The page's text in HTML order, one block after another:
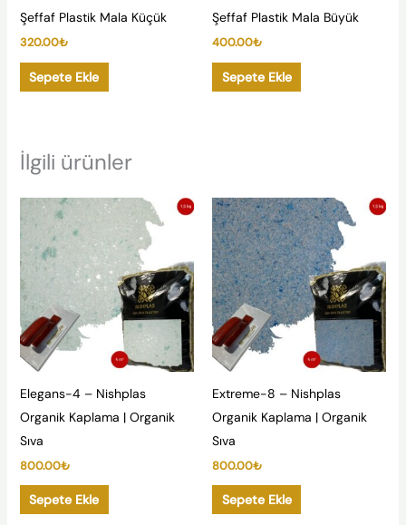
Şeffaf Plastik Mala Küçük
320.00₺
Sepete Ekle
Şeffaf Plastik Mala Büyük
400.00₺
Sepete Ekle
İlgili ürünler
Elegans-4 – Nishplas
Organik Kaplama | Organik
Sıva
800.00₺
Sepete Ekle
Extreme-8 – Nishplas
Organik Kaplama | Organik
Sıva
800.00₺
Sepete Ekle